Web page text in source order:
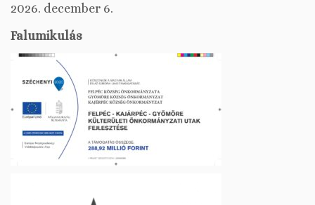
2026. december 6.
Falumikulás